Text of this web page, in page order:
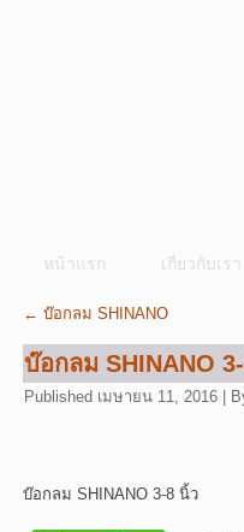
หน้าแรก เกี่ยวกับเรา
← บ๊อกลม SHINANO
บ๊อกลม SHINANO
Published เมษายน 11, 2016
บ๊อกลม SHINANO 3-8 นิ้ว